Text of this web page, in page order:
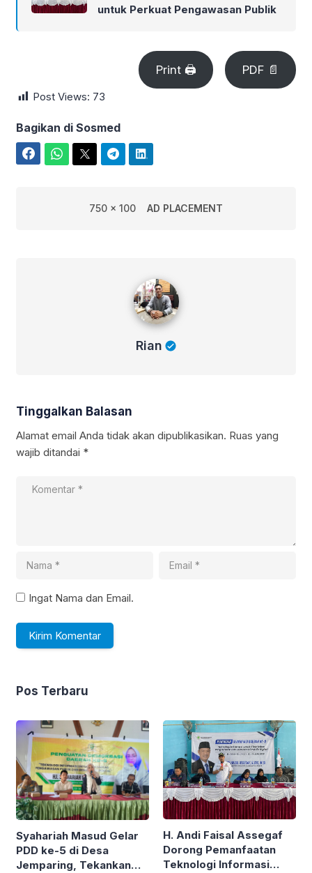
untuk Perkuat Pengawasan Publik
Print 🖨 PDF 📄
Post Views: 73
Bagikan di Sosmed
750 x 100 AD PLACEMENT
Rian
Tinggalkan Balasan
Alamat email Anda tidak akan dipublikasikan. Ruas yang
wajib ditandai *
Ingat Nama dan Email.
Pos Terbaru
Syahariah Masud Gelar
PDD ke-5 di Desa
Jemparing, Tekankan
H. Andi Faisal Assegaf
Dorong Pemanfaatan
Teknologi Informasi